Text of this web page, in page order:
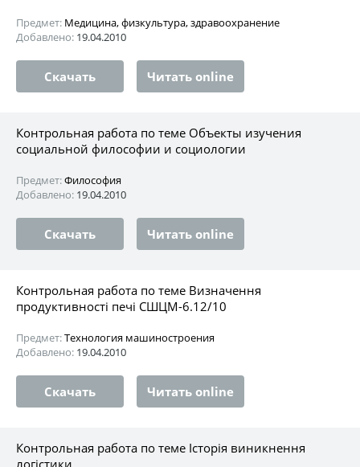
Предмет: Медицина, физкультура, здравоохранение
Добавлено: 19.04.2010
Скачать Читать online
Контрольная работа по теме Объекты изучения
социальной философии и социологии
Предмет:Философия
Добавлено: 19.04.2010
Скачать Читать online
Контрольная работа по теме Визначення
продуктивності печі СШЦМ-6.12/10
Предмет:Технология машиностроения
Добавлено: 19.04.2010
Скачать Читать online
Контрольная работа по теме Історія виникнення
логістики